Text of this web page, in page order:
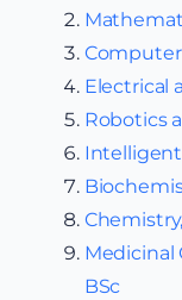
Computer
Electrical
Robotics
Intelligent
Medicinal
BSc